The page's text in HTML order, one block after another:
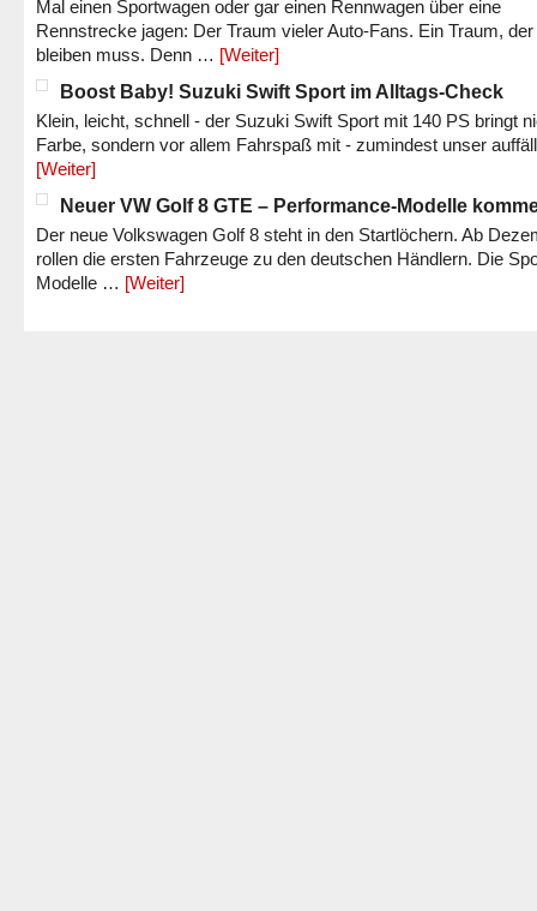
Mal einen Sportwagen oder gar einen Rennwagen über eine
Rennstrecke jagen: Der Traum vieler Auto-Fans. Ein Traum,
bleiben muss. Denn … [Weiter]
Boost Baby! Suzuki Swift Sport im Alltags-Check
Klein, leicht, schnell - der Suzuki Swift Sport mit 140 PS bringt
Farbe, sondern vor allem Fahrspaß mit - zumindest unser
[Weiter]
Neuer VW Golf 8 GTE – Performance-Modelle
Der neue Volkswagen Golf 8 steht in den Startlöchern. Ab
rollen die ersten Fahrzeuge zu den deutschen Händlern. Die
Modelle … [Weiter]